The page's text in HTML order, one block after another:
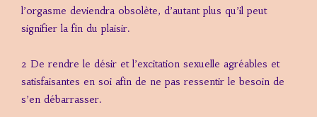
l’orgasme deviendra obsolète, d’autant plus qu’il peut
signifier la fin du plaisir.
2 De rendre le désir et l’excitation sexuelle agréables et
satisfaisantes en soi afin de ne pas ressentir le besoin de
s’en débarrasser.